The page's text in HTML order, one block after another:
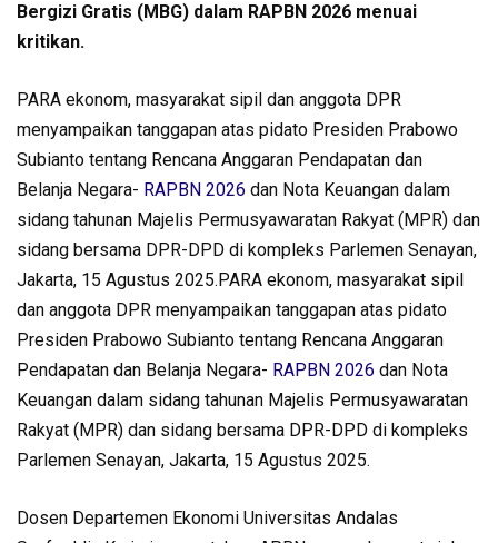
Bergizi Gratis (MBG) dalam RAPBN 2026 menuai
kritikan.
PARA ekonom, masyarakat sipil dan anggota DPR
menyampaikan tanggapan atas pidato Presiden Prabowo
Subianto tentang Rencana Anggaran Pendapatan dan
Belanja Negara- RAPBN 2026 dan Nota Keuangan dalam
sidang tahunan Majelis Permusyawaratan Rakyat (MPR) dan
sidang bersama DPR-DPD di kompleks Parlemen Senayan,
Jakarta, 15 Agustus 2025.PARA ekonom, masyarakat sipil
dan anggota DPR menyampaikan tanggapan atas pidato
Presiden Prabowo Subianto tentang Rencana Anggaran
Pendapatan dan Belanja Negara- RAPBN 2026 dan Nota
Keuangan dalam sidang tahunan Majelis Permusyawaratan
Rakyat (MPR) dan sidang bersama DPR-DPD di kompleks
Parlemen Senayan, Jakarta, 15 Agustus 2025.
Dosen Departemen Ekonomi Universitas Andalas